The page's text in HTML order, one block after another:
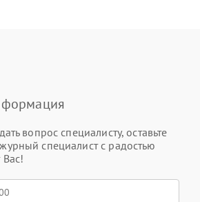
вопрос специалисту, оставьте
специалист с радостью
Вас!